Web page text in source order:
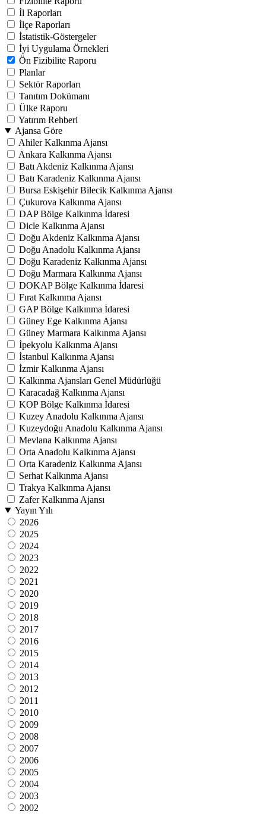
İl Raporları
İlçe Raporları
İstatistik-Göstergeler
İyi Uygulama Örnekleri
Ön Fizibilite Raporu
Planlar
Sektör Raporları
Tanıtım Dokümanı
Ülke Raporu
Yatırım Rehberi
Ajansa Göre
Ahiler Kalkınma Ajansı
Ankara Kalkınma Ajansı
Batı Akdeniz Kalkınma Ajansı
Batı Karadeniz Kalkınma Ajansı
Bursa Eskişehir Bilecik Kalkınma Ajansı
Çukurova Kalkınma Ajansı
DAP Bölge Kalkınma İdaresi
Dicle Kalkınma Ajansı
Doğu Akdeniz Kalkınma Ajansı
Doğu Anadolu Kalkınma Ajansı
Doğu Karadeniz Kalkınma Ajansı
Doğu Marmara Kalkınma Ajansı
DOKAP Bölge Kalkınma İdaresi
Fırat Kalkınma Ajansı
GAP Bölge Kalkınma İdaresi
Güney Ege Kalkınma Ajansı
Güney Marmara Kalkınma Ajansı
İpekyolu Kalkınma Ajansı
İstanbul Kalkınma Ajansı
İzmir Kalkınma Ajansı
Kalkınma Ajansları Genel Müdürlüğü
Karacadağ Kalkınma Ajansı
KOP Bölge Kalkınma İdaresi
Kuzey Anadolu Kalkınma Ajansı
Kuzeydoğu Anadolu Kalkınma Ajansı
Mevlana Kalkınma Ajansı
Orta Anadolu Kalkınma Ajansı
Orta Karadeniz Kalkınma Ajansı
Serhat Kalkınma Ajansı
Trakya Kalkınma Ajansı
Zafer Kalkınma Ajansı
Yayın Yılı
2026
2025
2024
2023
2022
2021
2020
2019
2018
2017
2016
2015
2014
2013
2012
2011
2010
2009
2008
2007
2006
2005
2004
2003
2002